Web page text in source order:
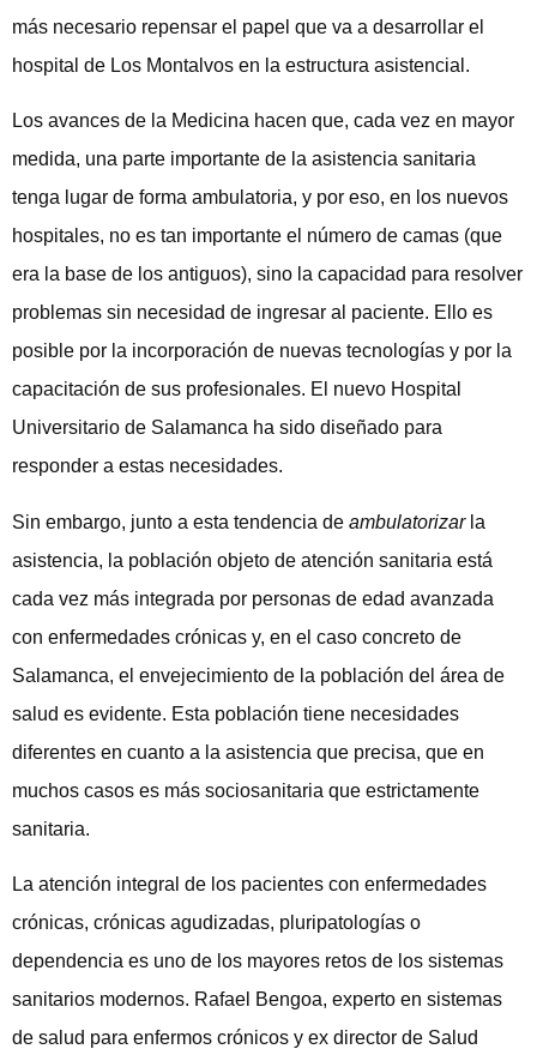
más necesario repensar el papel que va a desarrollar el
hospital de Los Montalvos en la estructura asistencial.
Los avances de la Medicina hacen que, cada vez en mayor
medida, una parte importante de la asistencia sanitaria
tenga lugar de forma ambulatoria, y por eso, en los nuevos
hospitales, no es tan importante el número de camas (que
era la base de los antiguos), sino la capacidad para resolver
problemas sin necesidad de ingresar al paciente. Ello es
posible por la incorporación de nuevas tecnologías y por la
capacitación de sus profesionales. El nuevo Hospital
Universitario de Salamanca ha sido diseñado para
responder a estas necesidades.
Sin embargo, junto a esta tendencia de ambulatorizarla
asistencia, la población objeto de atención sanitaria está
cada vez más integrada por personas de edad avanzada
con enfermedades crónicas y, en el caso concreto de
Salamanca, el envejecimiento de la población del área de
salud es evidente. Esta población tiene necesidades
diferentes en cuanto a la asistencia que precisa, que en
muchos casos es más sociosanitaria que estrictamente
sanitaria.
La atención integral de los pacientes con enfermedades
crónicas, crónicas agudizadas, pluripatologías o
dependencia es uno de los mayores retos de los sistemas
sanitarios modernos. Rafael Bengoa, experto en sistemas
de salud para enfermos crónicos y ex director de Salud